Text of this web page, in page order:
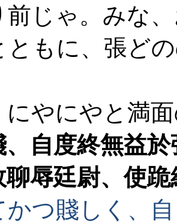
前じゃ。みな
ともに、張ど
にやにやと満
自度終無益
聊辱廷尉、使
かつ賤しく、